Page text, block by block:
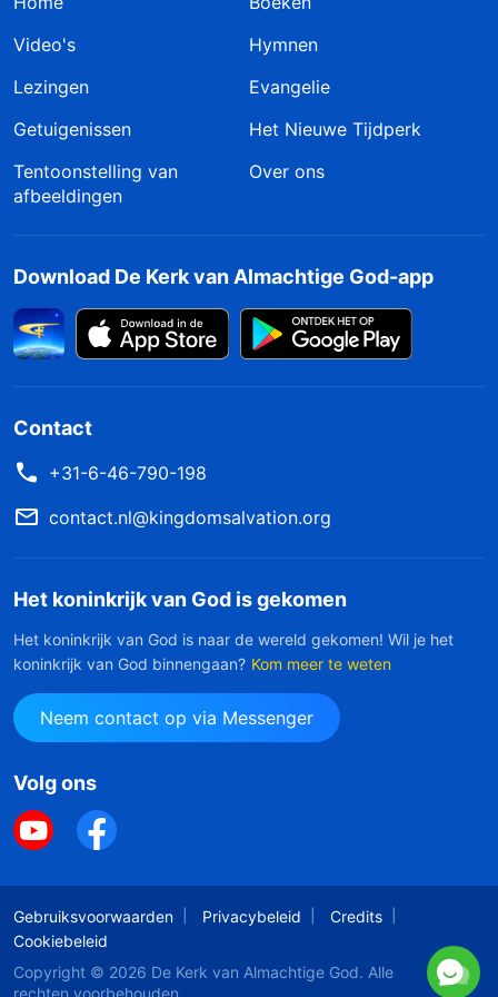
Video's
Hymnen
Lezingen
Evangelie
Getuigenissen
Het Nieuwe Tijdperk
Tentoonstelling van
afbeeldingen
Over ons
Download De Kerk van Almachtige God-app
Contact
+31-6-46-790-198
contact.nl@kingdomsalvation.org
Het koninkrijk van God is gekomen
Het koninkrijk van God is naar de wereld gekomen! Wil je het
koninkrijk van God binnengaan? Kom meer te weten
Neem contact op via Messenger
Volg ons
Gebruiksvoorwaarden Privacybeleid
Credits
Cookiebeleid
Copyright © 2026 De Kerk van Almachtige God. Alle
rechten voorbehouden.